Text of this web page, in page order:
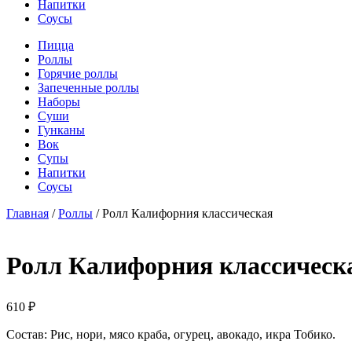
Напитки
Соусы
Пицца
Роллы
Горячие роллы
Запеченные роллы
Наборы
Суши
Гунканы
Вок
Супы
Напитки
Соусы
Главная /Роллы / Ролл Калифорния классическая
Ролл Калифорния
610 ₽
Состав: Рис, нори, мясо краба, огурец, авокадо, икра Тобико.